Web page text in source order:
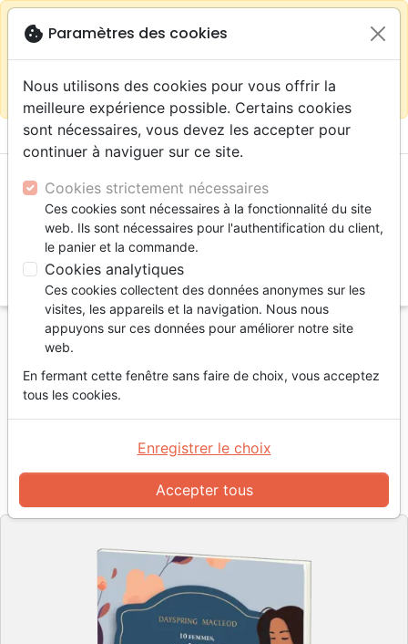
Continuer sur le site France close
warningSelon votre
localisation (États-
sur la boutique La Maison de la Bible Suisse
menu shopping_cart
Accueil Livres
Edification
10 femmes, mères spirituelles
10 femmes, mères spirituelles
Dayspring MacLeod
RéférenceVIDA1252 EAN9782383912521
Editeur
Vida - France
cookie Paramètres des cookies
Nous utilisons des cookies pour vous offrir la
meilleure expérience possible. Certains cookies
sont nécessaires, vous devez les accepter pour
continuer à naviguer sur ce site.
Cookies strictement nécessaires
Ces cookies sont nécessaires à la fonctionnalité du site
web. Ils sont nécessaires pour l'authentification du client,
le panier et la commande.
Cookies analytiques
Ces cookies collectent des données anonymes sur les
visites, les appareils et la navigation. Nous nous
appuyons sur ces données pour améliorer notre site
web.
En fermant cette fenêtre sans faire de choix, vous acceptez
tous les cookies.
Accepter tous
Enregistrer le choix